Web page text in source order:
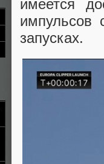
имеется
импульсов
запусках.